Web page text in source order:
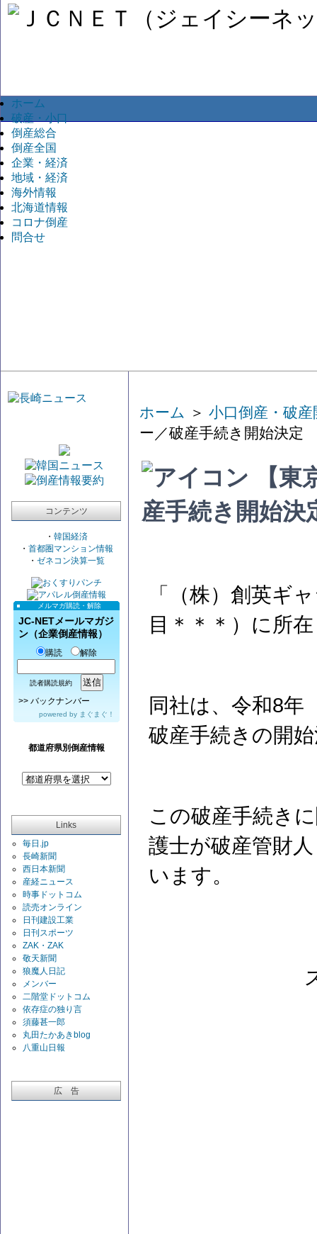
ホーム
破産・小口
倒産総合
倒産全国
企業・経済
地域・経済
海外情報
北海道情報
コロナ倒産
問合せ
コンテンツ
・ 韓国経済
・ 首都圏マンション情報
・ ゼネコン決算一覧
メルマガ購読・解除
JC-NETメールマガジ
ン（企業倒産情報）
購読 解除
読者購読規約
>> バックナンバー
powered by まぐまぐ！
都道府県別倒産情報
Links
毎日.jp
長崎新聞
西日本新聞
産経ニュース
時事ドットコム
読売オンライン
日刊建設工業
日刊スポーツ
ZAK・ZAK
敬天新聞
狼魔人日記
メンバー
二階堂ドットコム
依存症の独り言
須藤甚一郎
丸田たかあきblog
八重山日報
広 告
ホーム ＞ 小口倒産・破産
ー／破産手続き開始決定
【東
産手続き開始
「（株）創英ギ
目＊＊＊）に所
同社は、令和8年
破産手続きの開
この破産手続き
護士が破産管財
います。